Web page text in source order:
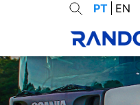
PT EN